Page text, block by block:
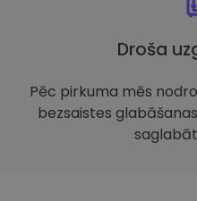
Droša
Pēc pirkuma mēs
bezsaistes